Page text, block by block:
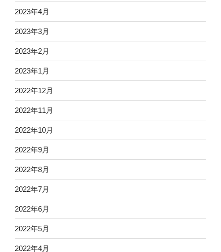
2023年4月
2023年3月
2023年2月
2023年1月
2022年12月
2022年11月
2022年10月
2022年9月
2022年8月
2022年7月
2022年6月
2022年5月
2022年4月